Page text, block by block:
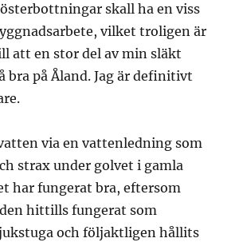
skall ha en viss
vilket troligen är
att en stor del av min släkt
bra på Åland. Jag är definitivt
via en vattenledning som
strax under golvet i gamla
har fungerat bra, eftersom
hittills fungerat som
och följaktligen hållits